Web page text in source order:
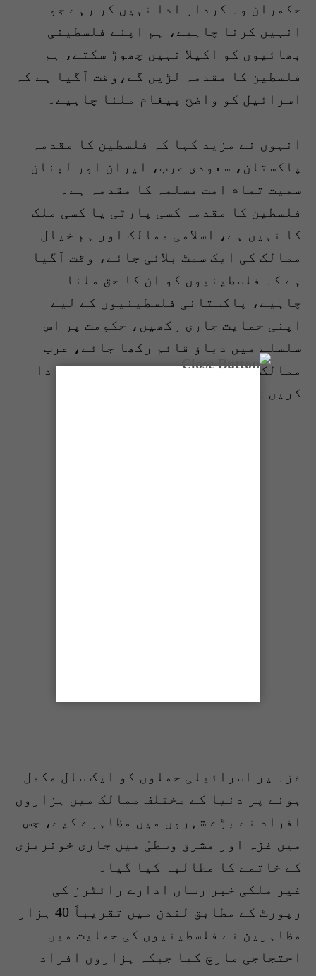
حکمران وہ کردار ادا نہیں کر رہے جو
انہیں کرنا چاہیے، ہم اپنے فلسطینی
بھائیوں کو اکیلا نہیں چھوڑ سکتے، ہم
فلسطین کا مقدمہ لڑیں گے،وقت آگیا ہے کہ
اسرائیل کو واضح پیغام ملنا چاہیے۔
انہوں نے مزید کہا کہ فلسطین کا مقدمہ
پاکستان، سعودی عرب، ایران اور لبنان
سمیت تمام امت مسلمہ کا مقدمہ ہے۔
فلسطین کا مقدمہ کسی پارٹی یا کسی ملک
کا نہیں ہے، اسلامی ممالک اور ہم خیال
ممالک کی ایک سمٹ بلائی جائے، وقت آگیا
ہے کہ فلسطینیوں کو ان کا حق ملنا
چاہیے، پاکستانی فلسطینیوں کے لیے
اپنی حمایت جاری رکھیں، حکومت پر اس
سلسلے میں دباؤ قائم رکھا جائے، عرب
ممالک سامنے آئیں اور اپنا کردار ادا
کریں۔
غزہ پر اسرائیلی حملوں کو ایک سال مکمل
ہونے پر دنیا کے مختلف ممالک میں ہزاروں
افراد نے بڑے شہروں میں مظاہرے کیے، جس
میں غزہ اور مشرق وسطیٰ میں جاری خونریزی
کے خاتمے کا مطالبہ کیا گیا۔
غیر ملکی خبر رساں ادارے رائٹرز کی
رپورٹ کے مطابق لندن میں تقریباً 40 ہزار
مظاہرین نے فلسطینیوں کی حمایت میں
احتجاجی مارچ کیا جبکہ ہزاروں افراد